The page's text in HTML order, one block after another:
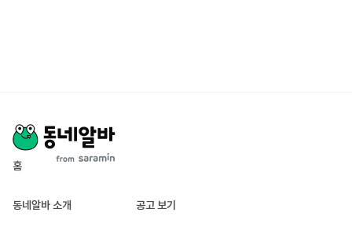
홈
동네알바 소개 공고 보기